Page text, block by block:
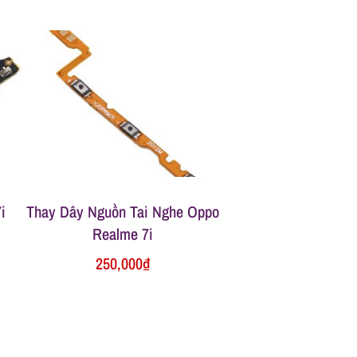
Thay Dây Nguồn Tai Nghe Oppo
Realme 7i
250,000₫